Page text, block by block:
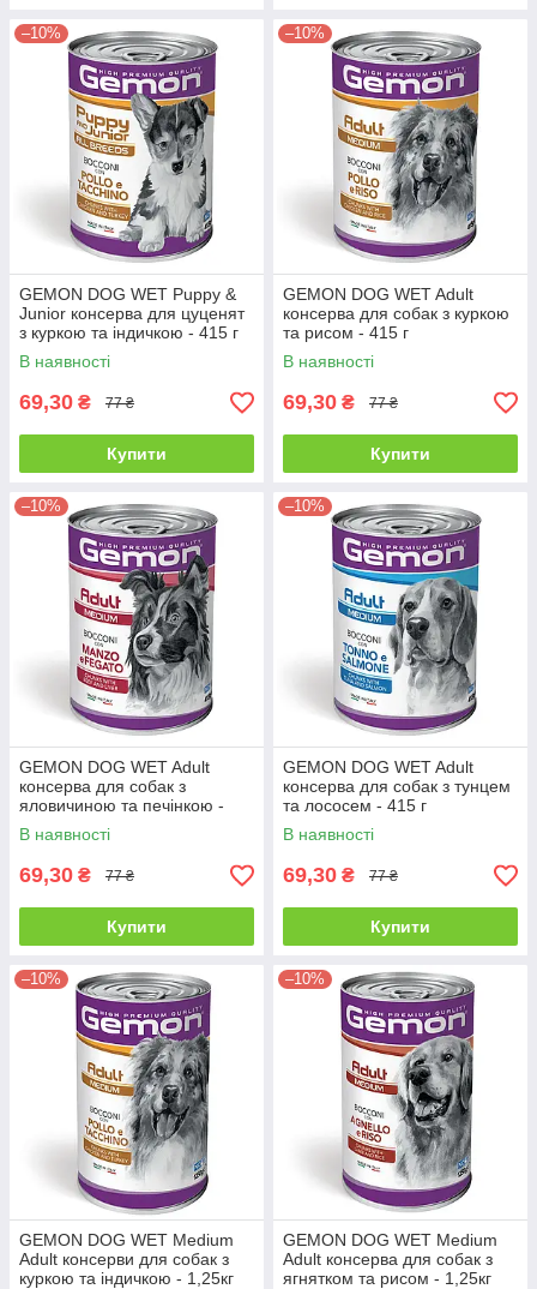
–10%
GEMON DOG WET Puppy &
Junior консерва для цуценят
з куркою та індичкою - 415 г
В наявності
69,30 ₴ 77 ₴
Купити
–10%
GEMON DOG WET Adult
консерва для собак з куркою
та рисом - 415 г
В наявності
69,30 ₴ 77 ₴
Купити
–10%
GEMON DOG WET Adult
консерва для собак з
яловичиною та печінкою -
415 г
В наявності
69,30 ₴ 77 ₴
Купити
–10%
GEMON DOG WET Adult
консерва для собак з тунцем
та лососем - 415 г
В наявності
69,30 ₴ 77 ₴
Купити
–10%
GEMON DOG WET Medium
Adult консерви для собак з
куркою та індичкою - 1,25кг
–10%
GEMON DOG WET Medium
Adult консерва для собак з
ягнятком та рисом - 1,25кг